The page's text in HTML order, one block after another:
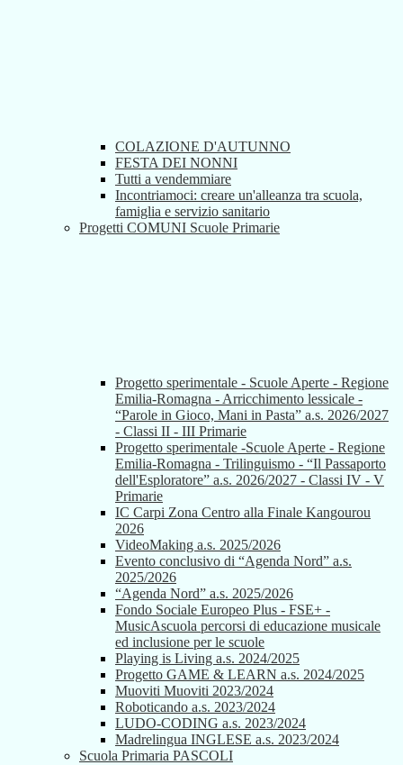
COLAZIONE D'AUTUNNO
FESTA DEI NONNI
Tutti a vendemmiare
Incontriamoci: creare un'alleanza tra scuola,
famiglia e servizio sanitario
Progetti COMUNI Scuole Primarie
Progetto sperimentale - Scuole Aperte - Regione
Emilia-Romagna - Arricchimento lessicale -
“Parole in Gioco, Mani in Pasta” a.s. 2026/2027
- Classi II - III Primarie
Progetto sperimentale -Scuole Aperte - Regione
Emilia-Romagna - Trilinguismo - “Il Passaporto
dell'Esploratore” a.s. 2026/2027 - Classi IV - V
Primarie
IC Carpi Zona Centro alla Finale Kangourou
2026
VideoMaking a.s. 2025/2026
Evento conclusivo di “Agenda Nord” a.s.
2025/2026
“Agenda Nord” a.s. 2025/2026
Fondo Sociale Europeo Plus - FSE+ -
MusicAscuola percorsi di educazione musicale
ed inclusione per le scuole
Playing is Living a.s. 2024/2025
Progetto GAME & LEARN a.s. 2024/2025
Muoviti Muoviti 2023/2024
Roboticando a.s. 2023/2024
LUDO-CODING a.s. 2023/2024
Madrelingua INGLESE a.s. 2023/2024
Scuola Primaria PASCOLI